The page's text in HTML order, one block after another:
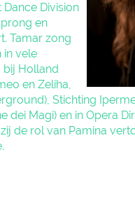
Dance Division
en
Tamar zong
in vele
bij Holland
en Zeliha,
Stichting
dei Magi) en in Opera
de rol van Pamina